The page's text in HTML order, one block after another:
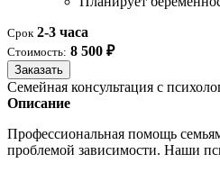
Срок 2-3 часа
Стоимость: 8 500 ₽
Заказать
Семейная консультация с
Описание
Профессиональная помощь
проблемой зависимости. Наши